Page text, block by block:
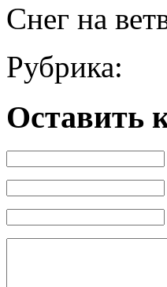
Снег на
Рубрика:
Оставить